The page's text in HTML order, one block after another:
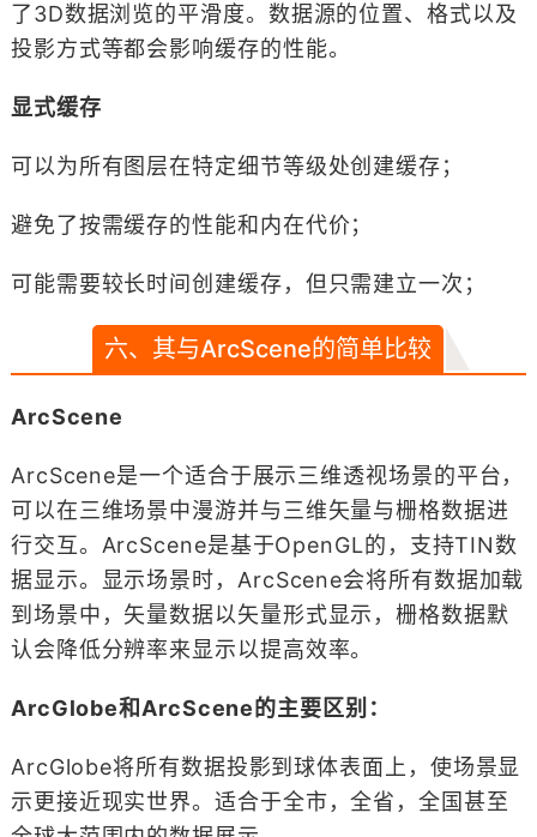
了3D数据浏览的平滑度。数据源的位置、格式以及
投影方式等都会影响缓存的性能。
显式缓存
可以为所有图层在特定细节等级处创建缓存；
避免了按需缓存的性能和内在代价；
可能需要较长时间创建缓存，但只需建立一次；
六、其与ArcScene的简单比较
ArcScene
ArcScene是一个适合于展示三维透视场景的平台，
可以在三维场景中漫游并与三维矢量与栅格数据进
行交互。ArcScene是基于OpenGL的，支持TIN数
据显示。显示场景时，ArcScene会将所有数据加载
到场景中，矢量数据以矢量形式显示，栅格数据默
认会降低分辨率来显示以提高效率。
ArcGlobe和ArcScene的主要区别：
ArcGlobe将所有数据投影到球体表面上，使场景显
示更接近现实世界。适合于全市，全省，全国甚至